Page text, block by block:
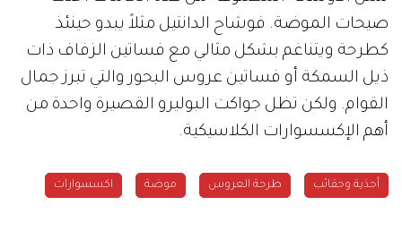
صيحات الموضة. فوشاح الدانتيل مثلاً يبدو حينئذ
كطرحة ويتناغم بشكل مثالي مع فساتين الزفاف ذات
ذيل السمكة أو فساتين عروس البحور والتي تبرز جمال
القوام. ولكن تظل جواكت البوليرو القصيرة واحدة من
أهم الإكسسوارات الكلاسيكية.
أحذية وحقائب طرحة العروس موضة اكسسوارات